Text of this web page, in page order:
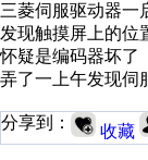
三菱伺服驱动器一
发现触摸屏上的位
怀疑是编码器坏了
弄了一上午发现伺
分享到： 收藏